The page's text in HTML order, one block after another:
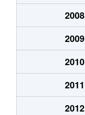
2008
2009
2010
2011
2012